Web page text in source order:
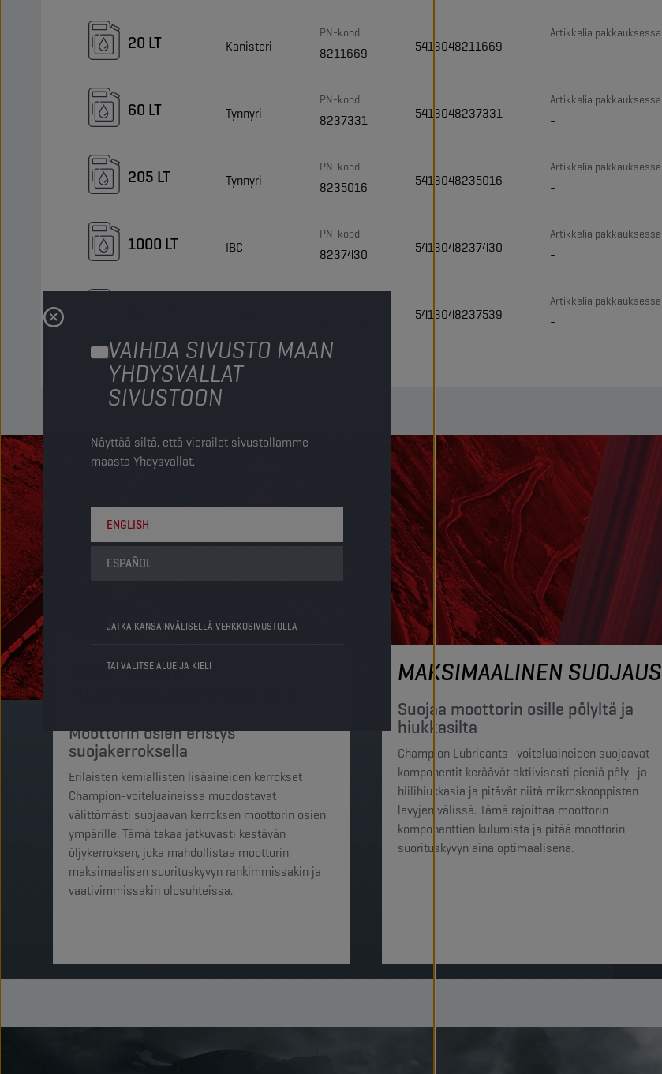
VAIHDA SIVUSTO MAAN
YHDYSVALLAT
SIVUSTOON
Näyttää siltä, että vierailet sivustollamme
maasta Yhdysvallat.
ENGLISH
ESPAÑOL
JATKA KANSAINVÄLISELLÄ VERKKOSIVUSTOLLA
TAI VALITSE ALUE JA KIELI
20 LT Kanisteri
PN-koodi
8211669 5413048211669
Artikkelia pakkauksessa
-
60 LT Tynnyri
PN-koodi
8237331 5413048237331
Artikkelia pakkauksessa
-
205 LT Tynnyri
PN-koodi
8235016 5413048235016
Artikkelia pakkauksessa
-
1000 LT IBC
PN-koodi
8237430 5413048237430
Artikkelia pakkauksessa
-
5413048237539
Artikkelia pakkauksessa
-
MOOTTORIN
Moottorin osien eristys
suojakerroksella
Erilaisten kemiallisten lisäaineiden kerrokset
Champion-voiteluaineissa muodostavat
välittömästi suojaavan kerroksen moottorin osien
ympärille. Tämä takaa jatkuvasti kestävän
öljykerroksen, joka mahdollistaa moottorin
maksimaalisen suorituskyvyn rankimmissakin ja
vaativimmissakin olosuhteissa.
MAKSIMAALINEN SUOJAUS
Suojaa moottorin osille pölyltä ja
hiukkasilta
Champion Lubricants -voiteluaineiden suojaavat
komponentit keräävät aktiivisesti pieniä pöly- ja
hiilihiukkasia ja pitävät niitä mikroskooppisten
levyjen välissä. Tämä rajoittaa moottorin
komponenttien kulumista ja pitää moottorin
suorituskyvyn aina optimaalisena.